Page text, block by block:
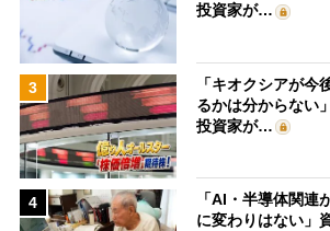
投資家が…
3
「キオクシアが今
るかは分からない
投資家が…
4
「AI・半導体関連
に変わりはない」